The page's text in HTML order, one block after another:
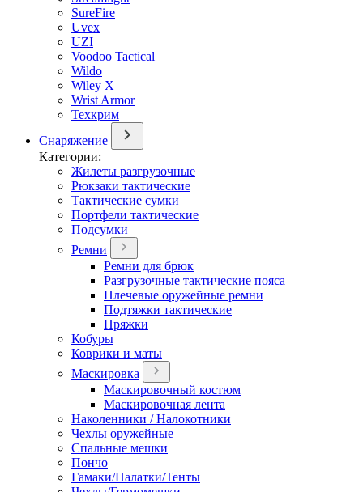
SureFire
Uvex
UZI
Voodoo Tactical
Wildo
Wiley X
Wrist Armor
Техкрим
Снаряжение
Категории:
Жилеты разгрузочные
Рюкзаки тактические
Тактические сумки
Портфели тактические
Подсумки
Ремни
Ремни для брюк
Разгрузочные тактические пояса
Плечевые оружейные ремни
Подтяжки тактические
Пряжки
Кобуры
Коврики и маты
Маскировка
Маскировочный костюм
Маскировочная лента
Наколенники / Налокотники
Чехлы оружейные
Спальные мешки
Пончо
Гамаки/Палатки/Тенты